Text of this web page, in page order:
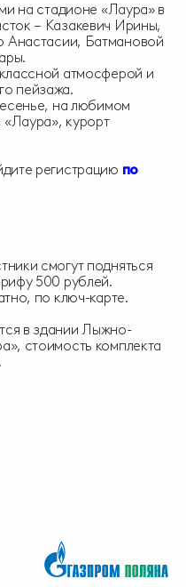
на стадионе «Лаура» в
– Казакевич Ирины,
Батмановой
атмосферой и
пейзажа.
на любимом
курорт
регистрацию по
смогут подняться
500 рублей.
по ключ-карте.
в здании Лыжно-
стоимость комплекта